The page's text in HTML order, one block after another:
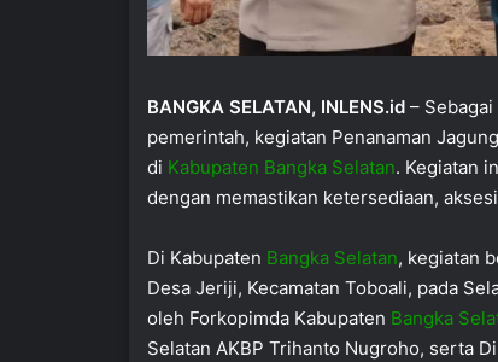
BANGKA SELATAN, INLENS.id –
pemerintah, kegiatan Penanaman
di Kabupaten Bangka Selatan. Kegiatan
dengan memastikan ketersediaan,
Di Kabupaten Bangka Selatan, kegiatan
Desa Jeriji, Kecamatan Toboali, pada
oleh Forkopimda Kabupaten Bangka
Selatan AKBP Trihanto Nugroho, serta